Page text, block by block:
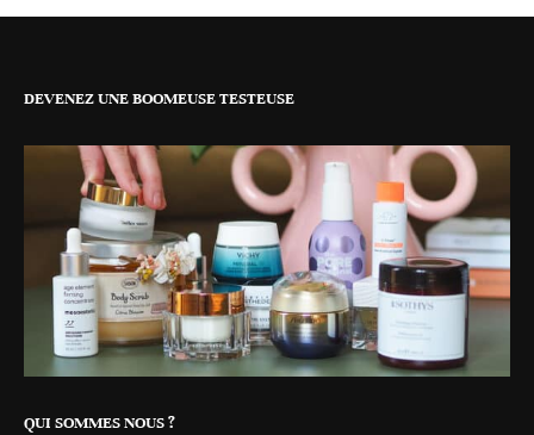
DEVENEZ UNE BOOMEUSE TESTEUSE
QUI SOMMES NOUS ?